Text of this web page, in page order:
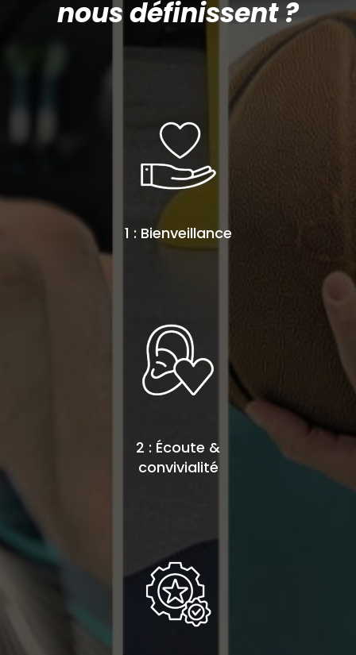
nous définissent ?
2 : Écoute &
convivialité
1 : Bienveillance